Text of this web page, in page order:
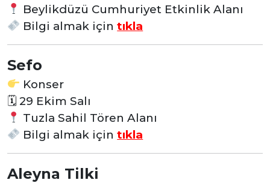
Beylikdüzü Cumhuriyet Etkinlik Alanı
Bilgi almak için tıkla
Sefo
Konser
🗓 29 Ekim Salı
Tuzla Sahil Tören Alanı
Bilgi almak için tıkla
Aleyna Tilki